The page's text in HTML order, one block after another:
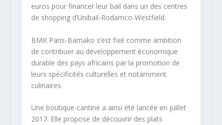
euros pour financer leur bail dans un des centres
de shopping d’Unibail-Rodamco-Westfield.
BMK Paris-Bamako s’est fixé comme ambition
de contribuer au développement économique
durable des pays africains par la promotion de
leurs spécificités culturelles et notamment
culinaires.
Une boutique-cantine a ainsi été lancée en juillet
2017. Elle propose de découvrir des plats